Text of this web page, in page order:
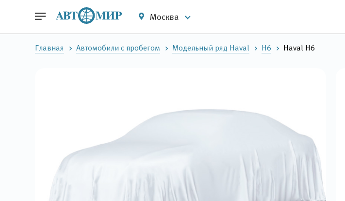
Москва
Главная Автомобили с пробегом Модельный ряд Haval H6 Haval H6